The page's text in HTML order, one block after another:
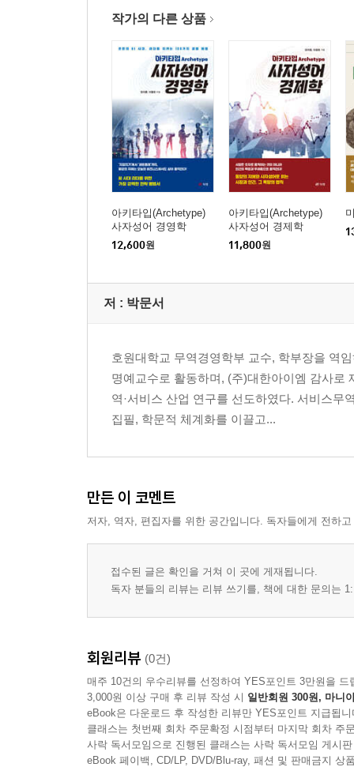
10 정치·사회 갈등과 사회자본의 붕괴 103
PART ３ 기업, 혁신과 생산성의 재설계
01 대기업-중소기업 간 생산성 격차 해소 111
02 낡은 산업정책에서 미래 산업전략으로 115
03 디지털 전환, 말이 아닌 실행 119
04 유니콘 육성보다 생태계 전반 혁신 123
05 플랫폼 기업 규제와 공정경쟁 질서 127
07 규제 샌드박스, 왜 효과가 없었나 136
08 글로벌 공급망 전략에 대한 대응 140
10 ESG와 지속 가능한 기업 생태계 148
01 정부지출 확대, 그 방향이 문제다
02 포퓰리즘 복지 대신 생산적 복지
03 정책 일관성과 민관 협력체계 구축
04 공공부문 개혁, 효율성과 민간유인 강화
07 규제 완화, 선언이 아닌 실행
PART ５ 노동과 인재, 성장의 새로운 동력
02 평생학습과 재교육의 국가 시스템
03 청년 고용정책의 패러다임 전환
04 여성·고령층의 경제참여 확대
05 비정규직 문제의 근본 해법
06 근로시간 단축과 생산성의 균형
07 고용 안정과 유연성의 조화
작가의 다른 상품
아키타입(Archetype)
사자성어 경영학
12,600원
아키타입(Archetype)
사자성어 경제학
11,800원
저 : 박문서
호원대학교 무역경영학부 교수, 학부장을 역
명예교수로 활동하며, (주)대한아이엠 감사로
역·서비스 산업 연구를 선도하였다. 서비스
집필, 학문적 체계화를 이끌고...
만든 이 코멘트
저자, 역자, 편집자를 위한 공간입니다. 독자들에게 전하
접수된 글은 확인을 거쳐 이 곳에 게재됩니다.
독자 분들의 리뷰는 리뷰 쓰기를, 책에 대한 문의는
회원리뷰 (0건)
매주 10건의 우수리뷰를 선정하여 YES포인트 3만원을 드
3,000원 이상 구매 후 리뷰 작성 시 일반회원 300원, 마니
eBook은 다운로드 후 작성한 리뷰만 YES포인트 지급됩니
클래스는 첫번째 회차 주문확정 시점부터 마지막 회차 주
사락 독서모임으로 진행된 클래스는 사락 독서모임 게시
eBook 페이백, CD/LP, DVD/Blu-ray, 패션 및 판매금지 상